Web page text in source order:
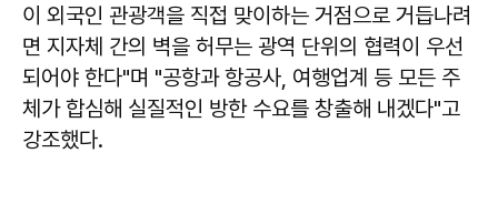
이 외국인 관광객을 직접 맞이하는 거점으로 거듭나려
면 지자체 간의 벽을 허무는 광역 단위의 협력이 우선
되어야 한다"며 "공항과 항공사, 여행업계 등 모든 주
체가 합심해 실질적인 방한 수요를 창출해 내겠다"고
강조했다.